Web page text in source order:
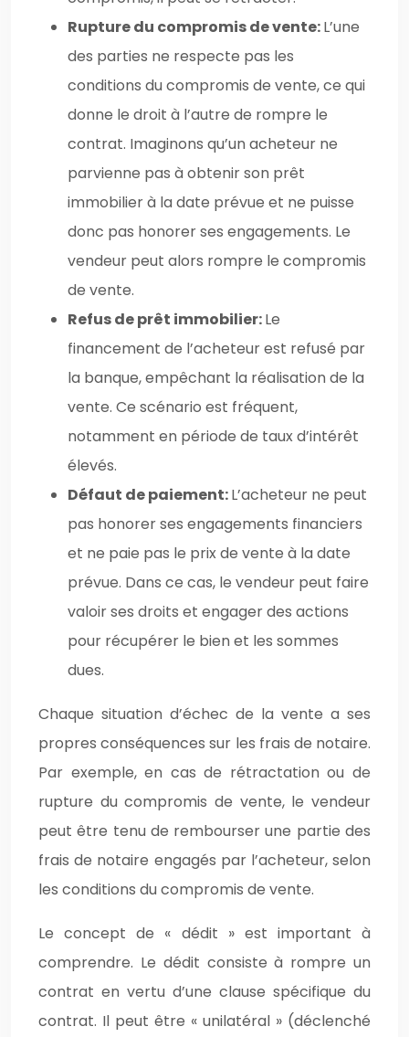
Rupture du compromis de vente:L’une
des parties ne respecte pas les
conditions du compromis de vente, ce qui
donne le droit à l’autre de rompre le
contrat. Imaginons qu’un acheteur ne
parvienne pas à obtenir son prêt
immobilier à la date prévue et ne puisse
donc pas honorer ses engagements. Le
vendeur peut alors rompre le compromis
de vente.
Refus de prêt immobilier:Le
financement de l’acheteur est refusé par
la banque, empêchant la réalisation de la
vente. Ce scénario est fréquent,
notamment en période de taux d’intérêt
élevés.
Défaut de paiement:L’acheteur ne peut
pas honorer ses engagements financiers
et ne paie pas le prix de vente à la date
prévue. Dans ce cas, le vendeur peut faire
valoir ses droits et engager des actions
pour récupérer le bien et les sommes
dues.
Chaque situation d’échec de la vente a ses
propres conséquences sur les frais de notaire.
Par exemple, en cas de rétractation ou de
rupture du compromis de vente, le vendeur
peut être tenu de rembourser une partie des
frais de notaire engagés par l’acheteur, selon
les conditions du compromis de vente.
Le concept de « dédit » est important à
comprendre. Le dédit consiste à rompre un
contrat en vertu d’une clause spécifique du
contrat. Il peut être « unilatéral » (déclenché